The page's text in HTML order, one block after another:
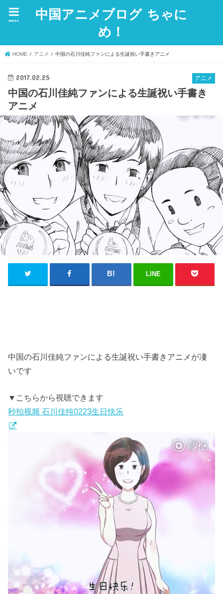
中国アニメブログ ちゃに
め！
menu
HOME アニメ 中国の石川佳純ファンによる生誕祝い手書きアニメ
アニメ
2017.02.25
中国の石川佳純ファンによる生誕祝い手書き
アニメ
LINE
中国の石川佳純ファンによる生誕祝い手書きアニメが凄
いです
▼こちらから視聴できます
秒拍视频 石川佳纯0223生日快乐